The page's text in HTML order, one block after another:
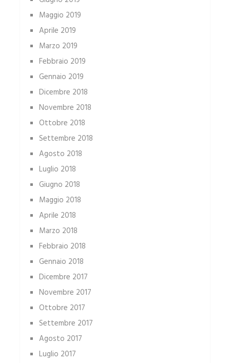
Maggio 2019
Aprile 2019
Marzo 2019
Febbraio 2019
Gennaio 2019
Dicembre 2018
Novembre 2018
Ottobre 2018
Settembre 2018
Agosto 2018
Luglio 2018
Giugno 2018
Maggio 2018
Aprile 2018
Marzo 2018
Febbraio 2018
Gennaio 2018
Dicembre 2017
Novembre 2017
Ottobre 2017
Settembre 2017
Agosto 2017
Luglio 2017